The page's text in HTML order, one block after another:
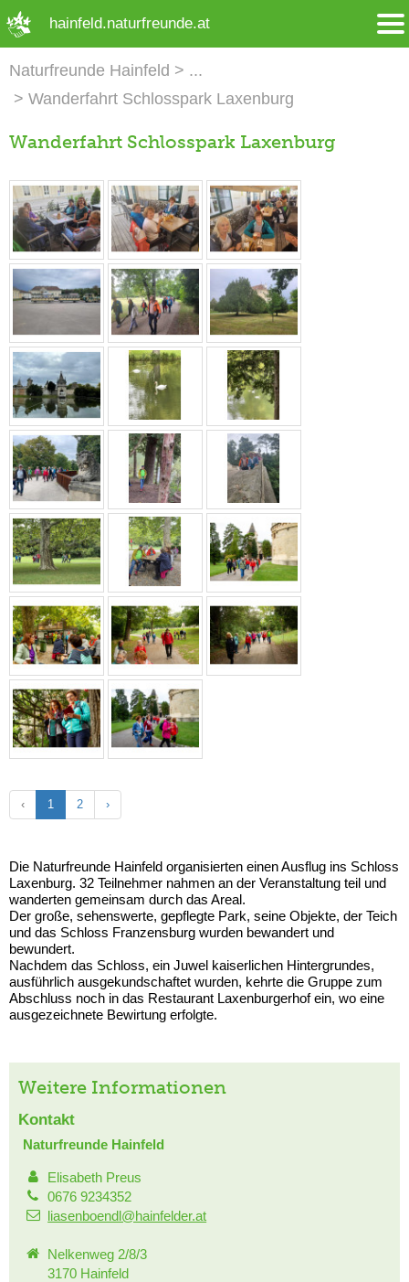
hainfeld.naturfreunde.at
Naturfreunde Hainfeld
Wanderfahrt Schlosspark Laxenburg
Wanderfahrt Schlosspark Laxenburg
‹ 1 2 ›
Die Naturfreunde Hainfeld organisierten einen Ausflug ins Schloss
Laxenburg. 32 Teilnehmer nahmen an der Veranstaltung teil und
wanderten gemeinsam durch das Areal.
Der große, sehenswerte, gepflegte Park, seine Objekte, der Teich
und das Schloss Franzensburg wurden bewandert und
bewundert.
Nachdem das Schloss, ein Juwel kaiserlichen Hintergrundes,
ausführlich ausgekundschaftet wurden, kehrte die Gruppe zum
Abschluss noch in das Restaurant Laxenburgerhof ein, wo eine
ausgezeichnete Bewirtung erfolgte.
Weitere Informationen
Kontakt
Naturfreunde Hainfeld
Elisabeth Preus
0676 9234352
liasenboendl@hainfelder.at
Nelkenweg 2/8/3
3170 Hainfeld